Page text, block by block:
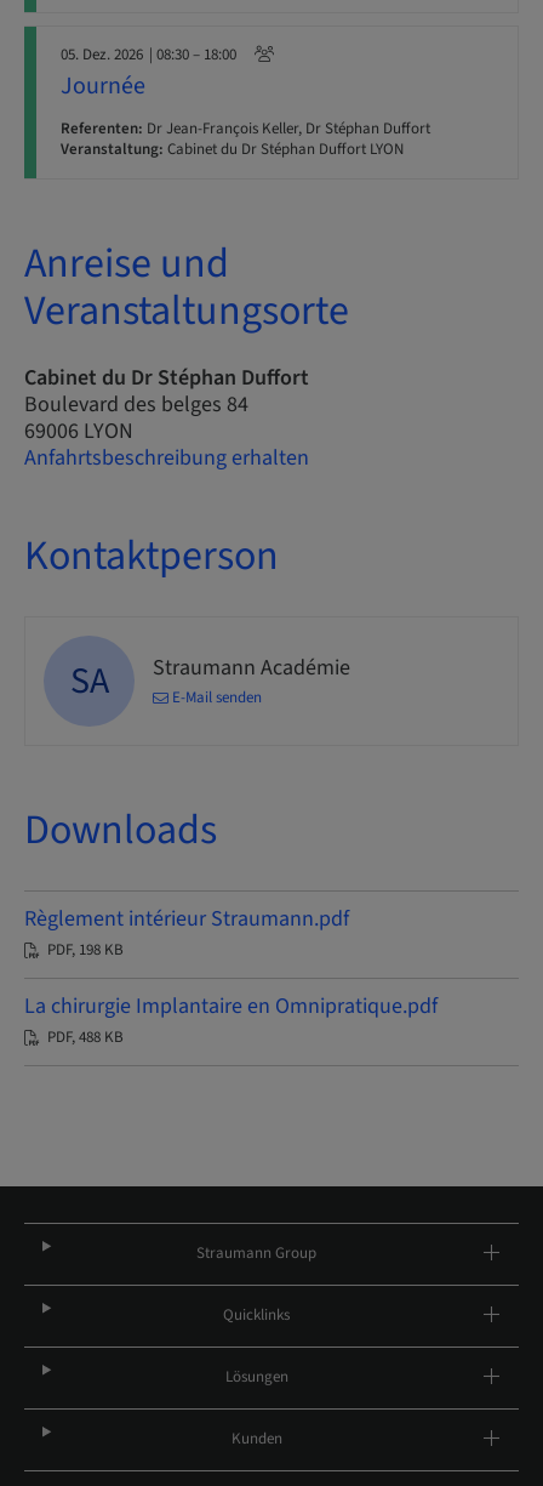
05. Dez. 2026 | 08:30 – 18:00
Journée
Referenten: Dr Jean-François Keller, Dr Stéphan Duffort
Veranstaltung: Cabinet du Dr Stéphan Duffort LYON
Anreise und
Veranstaltungsorte
Cabinet du Dr Stéphan Duffort
Boulevard des belges 84
69006 LYON
Anfahrtsbeschreibung erhalten
Kontaktperson
SA Straumann Académie
E-Mail senden
Downloads
Règlement intérieur Straumann.pdf
PDF, 198 KB
La chirurgie Implantaire en Omnipratique.pdf
PDF, 488 KB
Straumann Group
Quicklinks
Lösungen
Kunden